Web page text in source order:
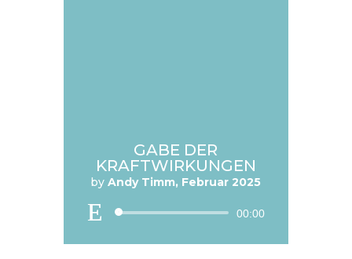
GABE DER
KRAFTWIRKUNGEN
byAndy Timm, Februar 2025
Audio
00:00